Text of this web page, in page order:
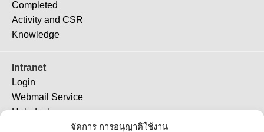
จัดการ การอนุญาติใช้งาน
Completed
Activity and CSR
Knowledge
Intranet
Login
Webmail Service
Helpdesk
TeamViewer 11